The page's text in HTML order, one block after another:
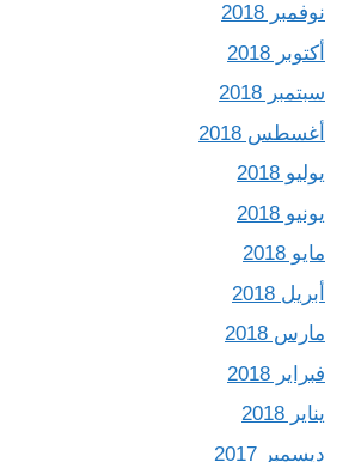
نوفمبر 2018
أكتوبر 2018
سبتمبر 2018
أغسطس 2018
يوليو 2018
يونيو 2018
مايو 2018
أبريل 2018
مارس 2018
فبراير 2018
يناير 2018
ديسمبر 2017